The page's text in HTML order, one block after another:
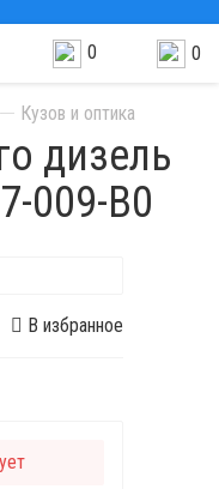
0 0
Кузов и оптика
дизель
009-B0
В избранное